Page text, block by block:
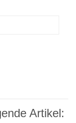
Artikel: